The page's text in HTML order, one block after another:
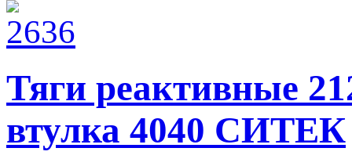
Тяги реактивные
втулка 4040 СИТЕК